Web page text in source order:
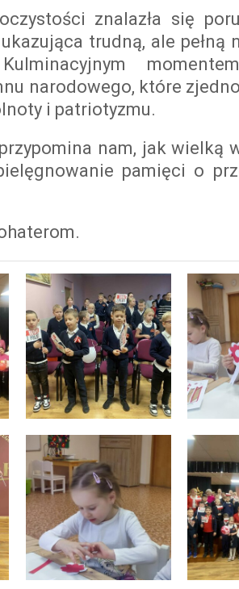
znalazła się
ukazująca trudną, ale
narodowego, które
i patriotyzmu.
nam, jak wielką
pamięci o